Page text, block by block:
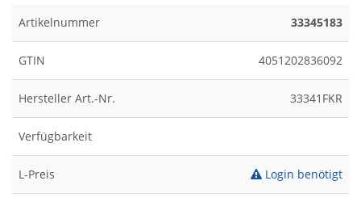
Artikelnummer 33345183
GTIN 4051202836092
Hersteller Art.-Nr. 33341FKR
Verfügbarkeit
L-Preis Login benötigt